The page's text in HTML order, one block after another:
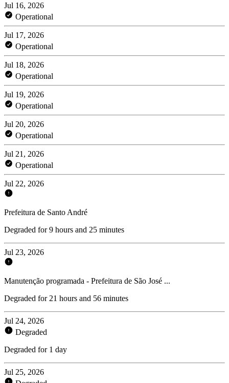
Jul 16, 2026
Operational
Jul 17, 2026
Operational
Jul 18, 2026
Operational
Jul 19, 2026
Operational
Jul 20, 2026
Operational
Jul 21, 2026
Operational
Jul 22, 2026
Prefeitura de Santo André
Degraded for 9 hours and 25 minutes
Jul 23, 2026
Manutenção programada - Prefeitura de São José ...
Degraded for 21 hours and 56 minutes
Jul 24, 2026
Degraded
Degraded for 1 day
Jul 25, 2026